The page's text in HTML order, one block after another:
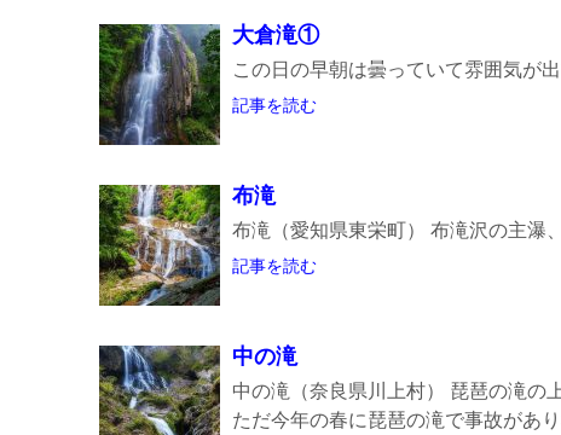
大倉滝①
この日の早朝は曇っていて雰囲気が
記事を読む
布滝
布滝（愛知県東栄町） 布滝沢の主瀑
記事を読む
中の滝
中の滝（奈良県川上村） 琵琶の滝の
ただ今年の春に琵琶の滝で事故があ